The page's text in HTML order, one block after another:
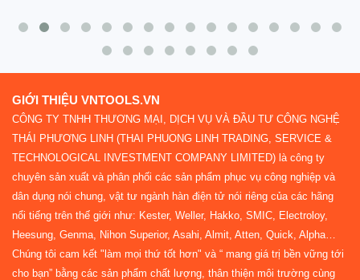
GIỚI THIỆU VNTOOLS.VN
CÔNG TY TNHH THƯƠNG MẠI, DỊCH VỤ VÀ ĐẦU TƯ CÔNG NGHỆ
THÁI PHƯƠNG LINH (THAI PHUONG LINH TRADING, SERVICE &
TECHNOLOGICAL INVESTMENT COMPANY LIMITED) là công ty
chuyên sản xuất và phân phối các sản phẩm phục vụ công nghiệp và
dân dụng nói chung, vật tư ngành hàn điện tử nói riêng của các hãng
nổi tiếng trên thế giới như: Kester, Weller, Hakko, SMIC, Electroloy,
Heesung, Genma, Nihon Superior, Asahi, Almit, Atten, Quick, Alpha…
Chúng tôi cam kết "làm mọi thứ tốt hơn" và “ mang giá trị bền vững tới
cho bạn” bằng các sản phẩm chất lượng, thân thiện môi trường cùng